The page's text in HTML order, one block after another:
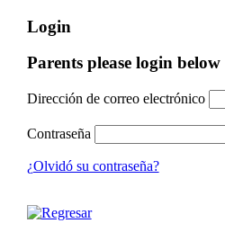
Login
Parents please login below
Dirección de correo electrónico
Contraseña
¿Olvidó su contraseña?